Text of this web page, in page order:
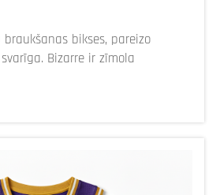
bikses, pareizo
Bizarre ir zīmola
patērētāji uzticas augstas
biksēm. Uzticami ražotāji
ir droši, ērti un ...